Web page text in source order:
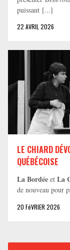
puissant [...]
22 AVRIL 2026
LE CHIARD
QUÉBÉCOISE
La Bordée et La
de nouveau pour
20 FéVRIER 2026